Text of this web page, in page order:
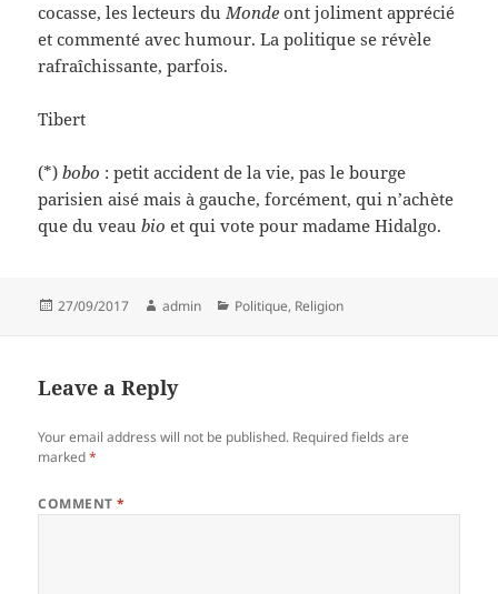
cocasse, les lecteurs duMonde ont joliment apprécié
et commenté avec humour. La politique se révèle
rafraîchissante, parfois.
Tibert
(*)bobo : petit accident de la vie, pas le bourge
parisien aisé mais à gauche, forcément, qui n’achète
que du veaubio et qui vote pour madame Hidalgo.
Posted
27/09/2017 Author
admin Categories
Politique, Religion
Leave a Reply
Your email address will not be published. Required fields are
marked*
COMMENT*